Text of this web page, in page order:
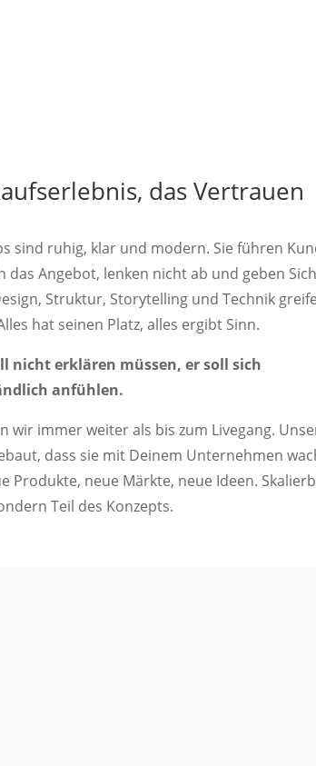
das Vertrauen
sind ruhig, klar und modern. Sie führen
das Angebot, lenken nicht ab und geben
Struktur, Storytelling und Technik
hat seinen Platz, alles ergibt Sinn.
nicht erklären müssen, er soll sich
anfühlen.
wir immer weiter als bis zum Livegang.
dass sie mit Deinem Unternehmen
Produkte, neue Märkte, neue Ideen.
Teil des Konzepts.